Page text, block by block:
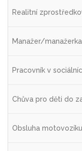
Realitní
Manažer/
Pracovník v
Chůva pro děti do
Obsluha